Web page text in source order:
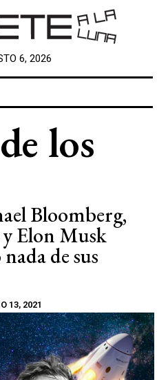
6, 2026
los
Bloomberg,
Elon Musk
de sus
13, 2021